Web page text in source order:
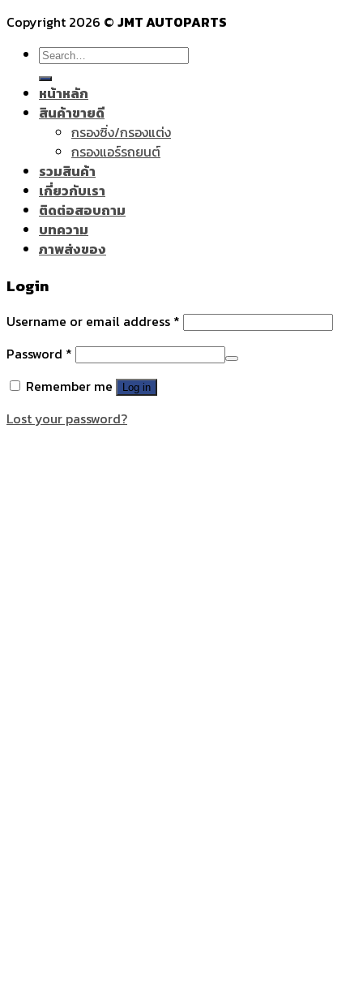
Copyright 2026 © JMT AUTOPARTS
Search
for:
หน้าหลัก
สินค้าขายดี
กรองซิ่ง/กรองแต่ง
กรองแอร์รถยนต์
รวมสินค้า
เกี่ยวกับเรา
ติดต่อสอบถาม
บทความ
ภาพส่งของ
Login
Username or email address *
Password *
Remember me
Log in
Lost your password?